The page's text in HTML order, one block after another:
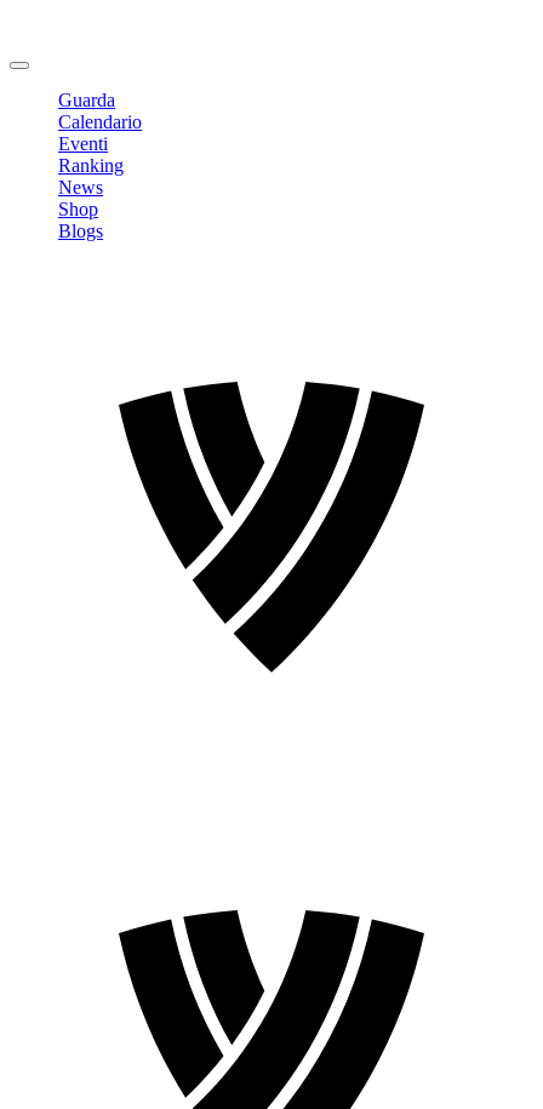
Guarda
Calendario
Eventi
Ranking
News
Shop
Blogs